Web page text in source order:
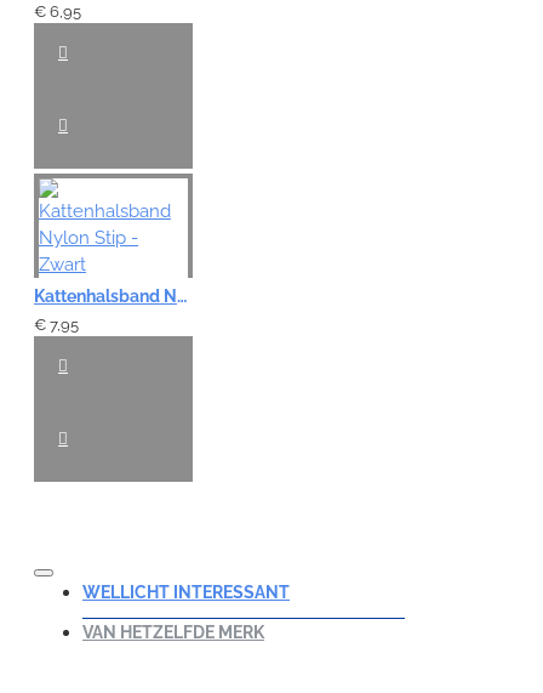
€ 6,95
Kattenhalsband Nylon Stip - Zwart
€ 7,95
WELLICHT INTERESSANT
VAN HETZELFDE MERK